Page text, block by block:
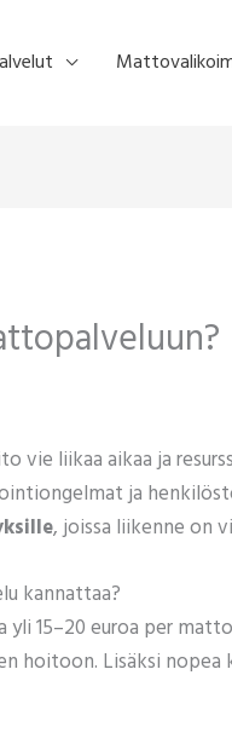
liikaa aikaa ja
ja
, joissa liikenne on
kannattaa?
15–20 euroa per
Lisäksi